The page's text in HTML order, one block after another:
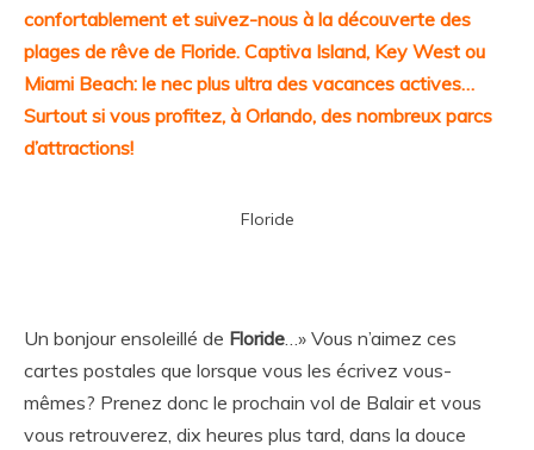
confortablement et suivez-nous à la découverte des
plages de rêve de Floride. Captiva Island, Key West ou
Miami Beach: le nec plus ultra des vacances actives…
Surtout si vous profitez, à Orlando, des nombreux parcs
d’attractions!
Floride
Un bonjour ensoleillé de Floride …» Vous n’aimez ces
cartes postales que lorsque vous les écrivez vous-
mêmes? Prenez donc le prochain vol de Balair et vous
vous retrouverez, dix heures plus tard, dans la douce